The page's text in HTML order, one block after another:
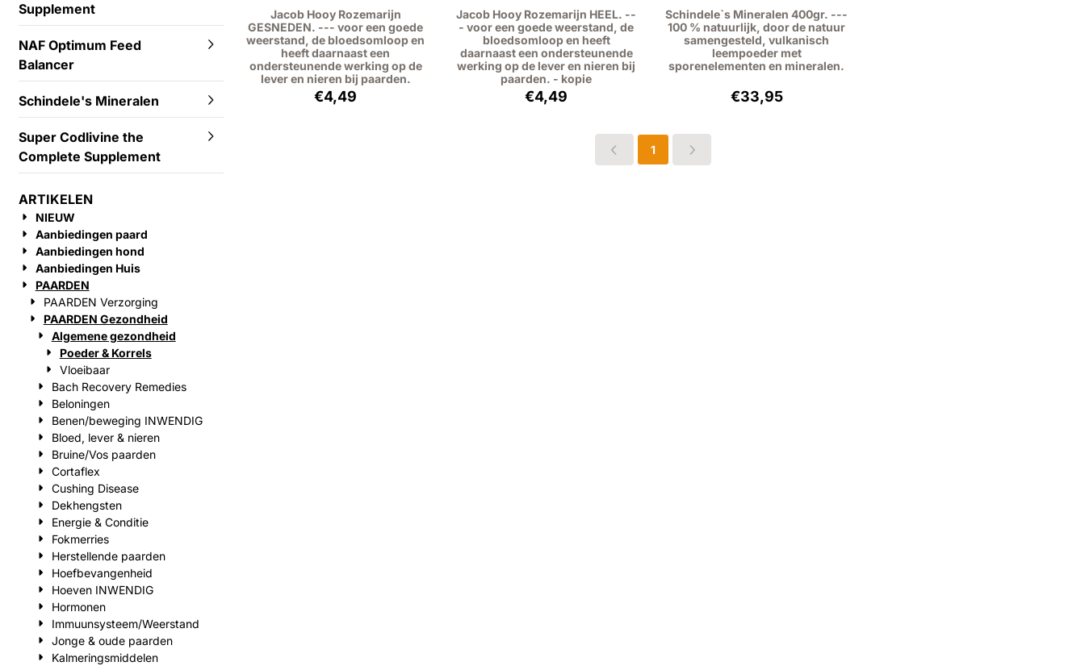
Supplement
NAF Optimum Feed
Balancer
Schindele's Mineralen
Super Codlivine the
Complete Supplement
ARTIKELEN
NIEUW
Aanbiedingen paard
Aanbiedingen hond
Aanbiedingen Huis
PAARDEN
PAARDEN Verzorging
PAARDEN Gezondheid
Algemene gezondheid
Poeder & Korrels
Vloeibaar
Bach Recovery Remedies
Beloningen
Benen/beweging INWENDIG
Bloed, lever & nieren
Bruine/Vos paarden
Cortaflex
Cushing Disease
Dekhengsten
Energie & Conditie
Fokmerries
Herstellende paarden
Hoefbevangenheid
Hoeven INWENDIG
Hormonen
Immuunsysteem/Weerstand
Jonge & oude paarden
Kalmeringsmiddelen
Jacob Hooy Rozemarijn
GESNEDEN. --- voor een goede
weerstand, de bloedsomloop en
heeft daarnaast een
ondersteunende werking op de
lever en nieren bij paarden.
Prijs: 4,49, exclusief btw: 4,12
€4,49
Jacob Hooy Rozemarijn HEEL. --
- voor een goede weerstand, de
bloedsomloop en heeft
daarnaast een ondersteunende
werking op de lever en nieren bij
paarden. - kopie
Prijs: 4,49, exclusief btw: 4,12
€4,49
Schindele`s Mineralen 400gr. ---
100 % natuurlijk, door de natuur
samengesteld, vulkanisch
leempoeder met
sporenelementen en mineralen.
Prijs: 33,95, exclusief btw: 31,15
€33,95
1